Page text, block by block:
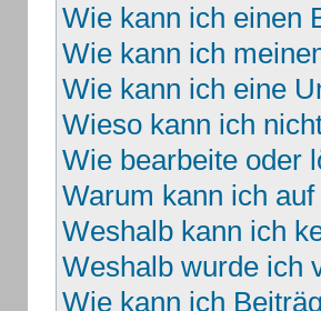
Wie kann ich einen
Wie kann ich
Wie kann ich eine
Wieso kann ich
Wie bearbeite oder
Warum kann ich
Weshalb kann ich
Weshalb wurde ich
Wie kann ich